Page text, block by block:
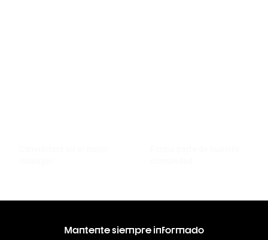
Mantente siempre informado